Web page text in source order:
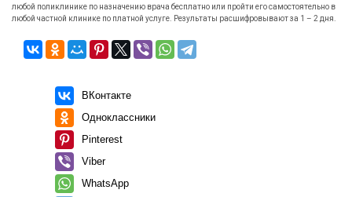
любой поликлинике по назначению врача бесплатно или пройти его самостоятельно в
любой частной клинике по платной услуге. Результаты расшифровывают за 1 – 2 дня.
ВКонтакте
Одноклассники
Pinterest
Viber
WhatsApp